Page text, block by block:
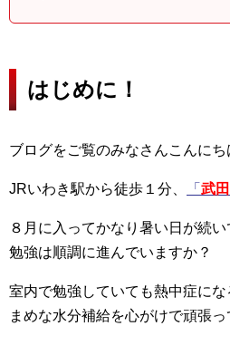
はじめに！
ブログをご覧のみなさんこんにち
JRいわき駅から徒歩１分、 「 武
８月に入ってかなり暑い日が続
勉強は順調に進んでいますか？
室内で勉強していても熱中症に
まめな水分補給を心がけで頑張っ